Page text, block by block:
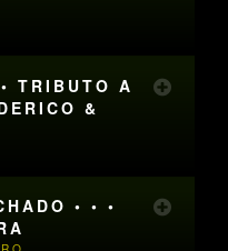
TRIBUTO A
&
• • •